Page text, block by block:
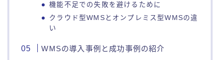
機能不足での失敗を避けるために
クラウド型WMSとオンプレミス型WMSの違
い
WMSの導入事例と成功事例の紹介